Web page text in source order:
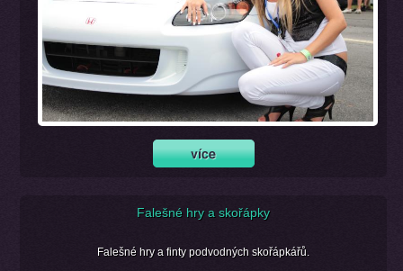
Falešné hry a skořápky
Falešné hry a finty podvodných skořápkářů.